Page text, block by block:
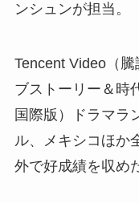
ンシュンが担当。
Tencent Video（
ブストーリー＆時
国際版）ドラマラ
ル、メキシコほか
外で好成績を収め